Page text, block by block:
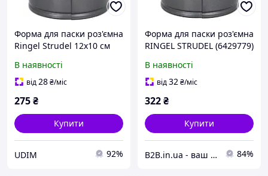
Форма для паски роз'ємна
Ringel Strudel 12x10 см
В наявності
від28₴/міс
275₴
Купити
UDIM 92%
Форма для паски роз'ємна
RINGEL STRUDEL (6429779)
В наявності
від32₴/міс
322₴
Купити
B2B.in.ua - ваш надійний партнер 84%